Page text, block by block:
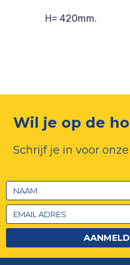
H= 420mm.
Wil je op de
Schrijf je in voor